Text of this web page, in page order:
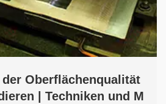
Oberflächenqualität
| Techniken und M